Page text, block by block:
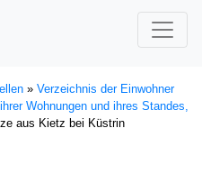
» Verzeichnis der Einwohner
Wohnungen und ihres Standes,
aus Kietz bei Küstrin